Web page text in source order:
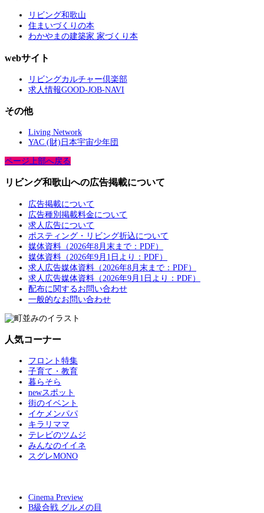
リビング和歌山
住まいづくりの本
わかやまの建築家 家づくり本
webサイト
リビングカルチャー倶楽部
求人情報GOOD-JOB-NAVI
その他
Living Network
YAC (財)日本宇宙少年団
ページ上部へ戻る
リビング和歌山への広告掲載について
広告掲載について
広告種別掲載料金について
求人広告について
ポスティング・リビング折込について
媒体資料（2026年8月末まで：PDF）
媒体資料（2026年9月1日より：PDF）
求人広告媒体資料（2026年8月末まで：PDF）
求人広告媒体資料（2026年9月1日より：PDF）
配布に関するお問い合わせ
一般的なお問い合わせ
人気コーナー
フロント特集
子育て・教育
暮らそら
newスポット
街のイベント
イケメンパパ
キラリママ
テレビのツムジ
みんなのイイネ
スグレMONO
Cinema Preview
B級合戦 グルメの目